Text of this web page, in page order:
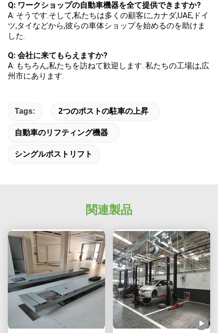
Q: ワークショップの自動車機器を全て提供できますか?
A: そうです.そして,私たちは多くの顧客に,カナダ,UAE,ドイ
ツ,タイなどから,彼らの車体ショップを始めるのを助けま
した.
Q: 会社に来てもらえますか?
A: もちろん,私たちを訪ねて歓迎します. 私たちの工場は,広
州市にあります.
Tags: 2つのポストの駐車の上昇
自動車のリフティング機器
シングルポストリフト
関連製品